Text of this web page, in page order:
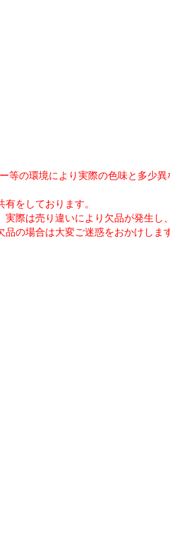
の環境により実際の色味と多少異
をしております。
実際は売り違いにより欠品が発生し
の場合は大変ご迷惑をおかけしま